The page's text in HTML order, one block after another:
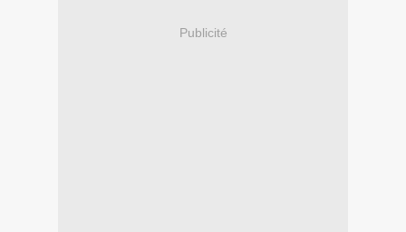
Publicité